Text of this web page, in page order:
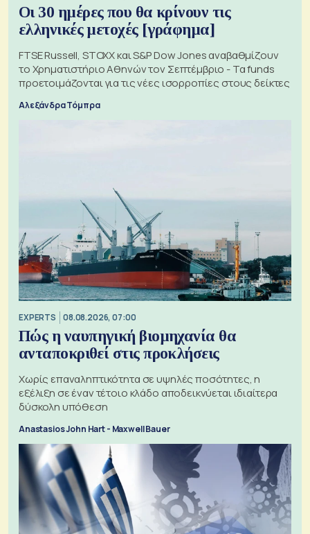
Οι 30 ημέρες που θα κρίνουν τις
ελληνικές μετοχές [γράφημα]
FTSE Russell, STOXX και S&P Dow Jones αναβαθμίζουν
το Χρηματιστήριο Αθηνών τον Σεπτέμβριο - Τα funds
προετοιμάζονται για τις νέες ισορροπίες στους δείκτες
Αλεξάνδρα Τόμπρα
EXPERTS 08.08.2026, 07:00
Πώς η ναυπηγική βιομηχανία θα
ανταποκριθεί στις προκλήσεις
Χωρίς επαναληπτικότητα σε υψηλές ποσότητες, η
εξέλιξη σε έναν τέτοιο κλάδο αποδεικνύεται ιδιαίτερα
δύσκολη υπόθεση
Anastasios John Hart - Maxwell Bauer